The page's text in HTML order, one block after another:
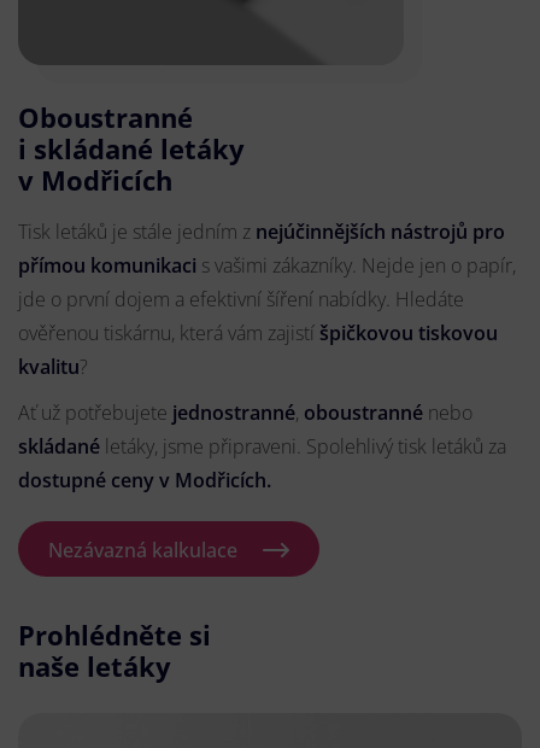
Oboustranné
i skládané letáky
v Modřicích
Tisk letáků je stále jedním z nejúčinnějších nástrojů pro
přímou komunikaci s vašimi zákazníky. Nejde jen o papír,
jde o první dojem a efektivní šíření nabídky. Hledáte
ověřenou tiskárnu, která vám zajistí špičkovou tiskovou
kvalitu?
Ať už potřebujete jednostranné, oboustranné nebo
skládané letáky, jsme připraveni. Spolehlivý tisk letáků za
dostupné ceny v Modřicích.
Nezávazná kalkulace
Prohlédněte si
naše letáky